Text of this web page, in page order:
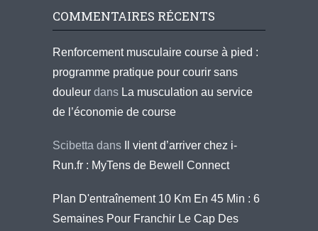
COMMENTAIRES RÉCENTS
Renforcement musculaire course à pied :
programme pratique pour courir sans
douleur dans La musculation au service
de l’économie de course
Scibetta dans
Il vient d’arriver chez i-
Run.fr : MyTens de Bewell Connect
Plan D'entraînement 10 Km En 45 Min : 6
Semaines Pour Franchir Le Cap Des